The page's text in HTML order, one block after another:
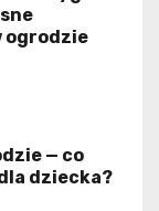
ogrodzie
— co
dziecka?